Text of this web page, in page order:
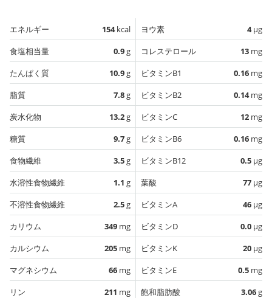
エネルギー 154kcal
食塩相当量
0.9g
たんぱく質
10.9g
脂質
7.8g
炭水化物
13.2g
糖質
9.7g
食物繊維
3.5g
水溶性食物繊維
1.1 g
不溶性食物繊維
2.5g
カリウム
349 mg
カルシウム
205 mg
マグネシウム
66 mg
リン
211 mg
ヨウ素 4µg
コレステロール
13 mg
ビタミンB1
0.16 mg
ビタミンB2
0.14mg
ビタミンC
12 mg
ビタミンB6
0.16 mg
ビタミンB12
0.5 µg
葉酸
77 µg
ビタミンA
46 µg
ビタミンD
0.0 µg
ビタミンK
20 µg
ビタミンE
0.5 mg
飽和脂肪酸
3.06g